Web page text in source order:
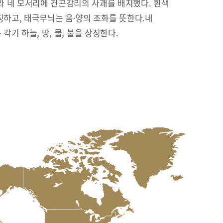
네 모서리에 건곤감리의 사괘를 배치했다. 흰색
고, 태극무늬는 음·양의 조화를 뜻한다.네
각기 하늘, 땅, 물, 불을 상징한다.